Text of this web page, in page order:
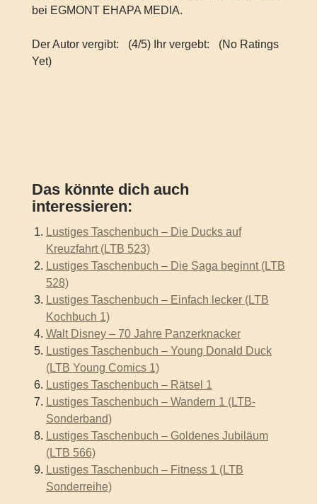
bei EGMONT EHAPA MEDIA.
Der Autor vergibt: (4/5) Ihr vergebt:
(No Ratings
Yet)
Das könnte dich auch
interessieren:
Lustiges Taschenbuch – Die Ducks auf
Kreuzfahrt (LTB 523)
Lustiges Taschenbuch – Die Saga beginnt (LTB
528)
Lustiges Taschenbuch – Einfach lecker (LTB
Kochbuch 1)
Walt Disney – 70 Jahre Panzerknacker
Lustiges Taschenbuch – Young Donald Duck
(LTB Young Comics 1)
Lustiges Taschenbuch – Rätsel 1
Lustiges Taschenbuch – Wandern 1 (LTB-
Sonderband)
Lustiges Taschenbuch – Goldenes Jubiläum
(LTB 566)
Lustiges Taschenbuch – Fitness 1 (LTB
Sonderreihe)